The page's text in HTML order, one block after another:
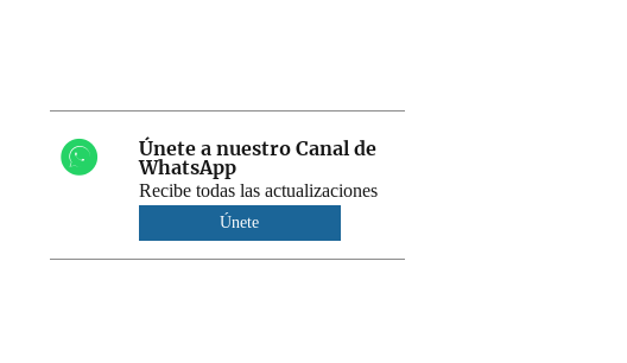
Únete a nuestro Canal de
WhatsApp
Recibe todas las actualizaciones
Únete